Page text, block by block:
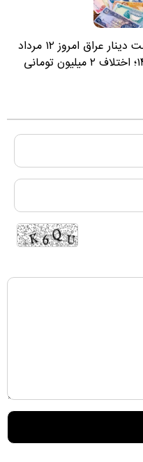
قیمت دینار عراق امروز ۱۲ مرداد
۱۴۰۵؛ اختلاف ۲ میلیون تومانی